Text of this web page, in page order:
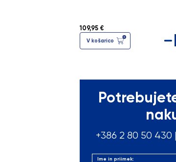
109,95 €
V košarico
+386 2 80 50 430